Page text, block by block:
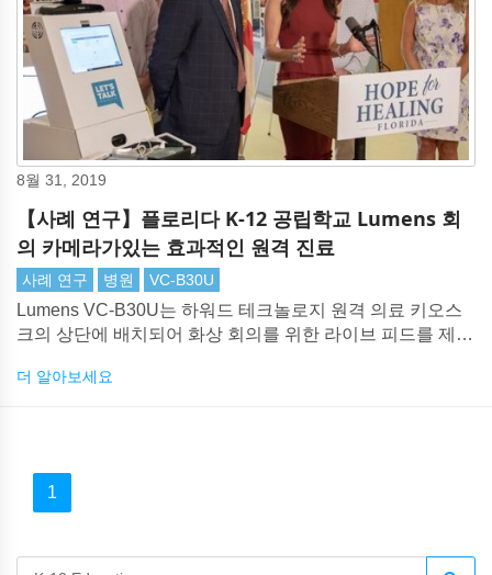
8월 31, 2019
【사례 연구】플로리다 K-12 공립학교 Lumens 회
의 카메라가있는 효과적인 원격 진료
사례 연구 병원 VC-B30U
Lumens VC-B30U는 하워드 테크놀로지 원격 의료 키오스
크의 상단에 배치되어 화상 회의를 위한 라이브 피드를 제공
더 알아보세요
1